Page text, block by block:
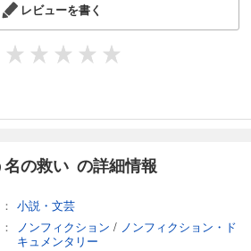
レビューを書く
名の救い の詳細情報
小説・文芸
ノンフィクション / ノンフィクション・ド
キュメンタリー